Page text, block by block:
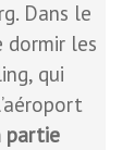
Dans le
dormir les
qui
partie